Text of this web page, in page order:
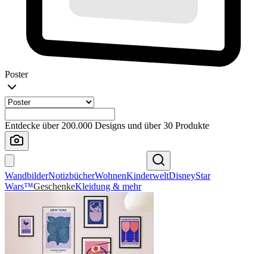
Poster
Entdecke über 200.000 Designs und über 30 Produkte
WandbilderNotizbücherWohnenKinderweltDisneyStar
Wars™GeschenkeKleidung & mehr